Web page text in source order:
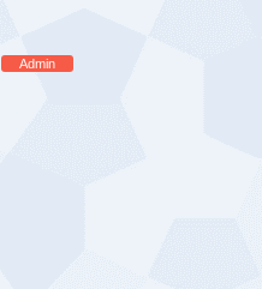
Admin